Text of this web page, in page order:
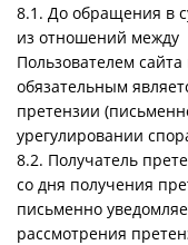
8.1. До обращения в
из отношений между
Пользователем
обязательным
претензии
урегулировании
8.2. Получатель
со дня получения
письменно
рассмотрения